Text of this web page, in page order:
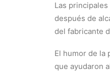
Las
después de
del fabricante
El humor de la
que ayudaron